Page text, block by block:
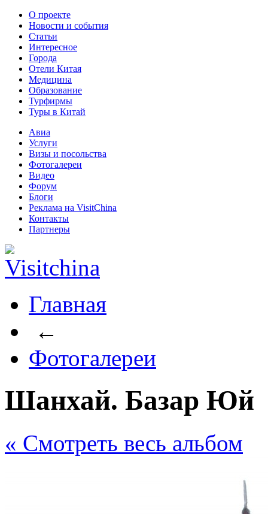
О проекте
Новости и события
Статьи
Интересное
Города
Отели Китая
Медицина
Образование
Турфирмы
Туры в Китай
Авиа
Услуги
Визы и посольства
Фотогалереи
Видео
Форум
Блоги
Реклама на VisitChina
Контакты
Партнеры
Главная
←
Фотогалереи
Шанхай. Базар Юй
« Cмотреть весь альбом